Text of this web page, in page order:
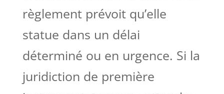
règlement prévoit qu’elle
statue dans un délai
déterminé ou en urgence. Si la
juridiction de première